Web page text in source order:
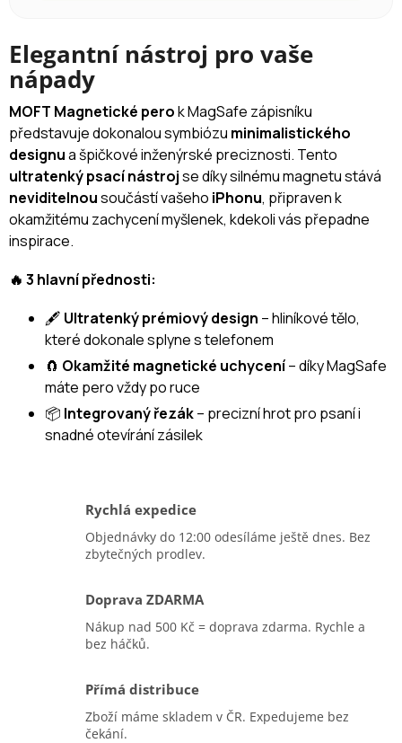
Elegantní nástroj pro vaše
nápady
MOFT Magnetické perok MagSafe zápisníku
představuje dokonalou symbiózu minimalistického
designua špičkové inženýrské preciznosti. Tento
ultratenký psací nástrojse díky silnému magnetu stává
neviditelnousoučástí vašeho iPhonu, připraven k
okamžitému zachycení myšlenek, kdekoli vás přepadne
inspirace.
🔥 3 hlavní přednosti:
🖋️ Ultratenký prémiový design – hliníkové tělo,
které dokonale splyne s telefonem
🧲 Okamžité magnetické uchycení– díky MagSafe
máte pero vždy po ruce
📦 Integrovaný řezák– precizní hrot pro psaní i
snadné otevírání zásilek
Rychlá expedice
Objednávky do 12:00 odesíláme ještě dnes. Bez
zbytečných prodlev.
Doprava ZDARMA
Nákup nad 500 Kč = doprava zdarma. Rychle a
bez háčků.
Přímá distribuce
Zboží máme skladem v ČR. Expedujeme bez
čekání.